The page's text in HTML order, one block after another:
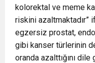
kolorektal ve meme
riskini azaltmaktadır”
egzersiz prostat,
gibi kanser türlerinin
oranda azalttığını dile